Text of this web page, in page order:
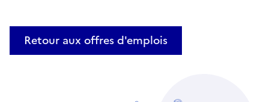
Retour aux offres d'emplois